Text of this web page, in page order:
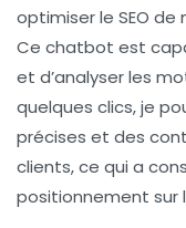
optimiser le SEO
Ce chatbot est
et d’analyser les
quelques clics, je
précises et des
clients, ce qui a
positionnement sur